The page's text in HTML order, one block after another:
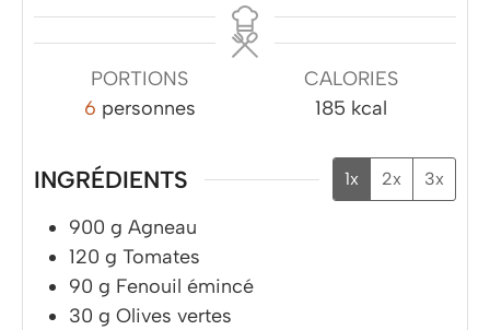
PORTIONS
6 personnes
CALORIES
185 kcal
INGRÉDIENTS 1x 2x 3x
900 g Agneau
120 g Tomates
90 g Fenouil émincé
30 g Olives vertes